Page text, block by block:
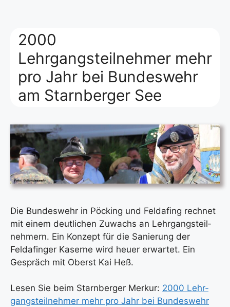
2000
Lehrgangsteilnehmer mehr
pro Jahr bei Bundeswehr
am Starnberger See
Die Bun­des­wehr in Pöcking und Feldafing rech­net
mit einem deut­li­chen Zuwachs an Lehr­gangs­teil­
neh­mern. Ein Kon­zept für die Sanie­rung der
Feldafin­ger Kaser­ne wird heu­er erwar­tet. Ein
Gespräch mit Oberst Kai Heß.
Lesen Sie beim Starn­ber­ger Mer­kur: 2000 Lehr­
gangs­teil­neh­mer mehr pro Jahr bei Bun­des­wehr